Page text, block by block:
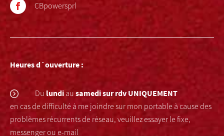
CBpowersprl
Heures d´ouverture :
Du lundi au samedisur rdv UNIQUEMENT
en cas de difficulté à me joindre sur mon portable à cause des
problèmes récurrents de réseau, veuillez essayer le fixe,
messenger ou e-mail